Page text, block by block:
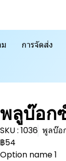
การจัดส่ง
พลูบ๊อก
SKU : 1036 พูลบ๊อ
฿54
Option name 1